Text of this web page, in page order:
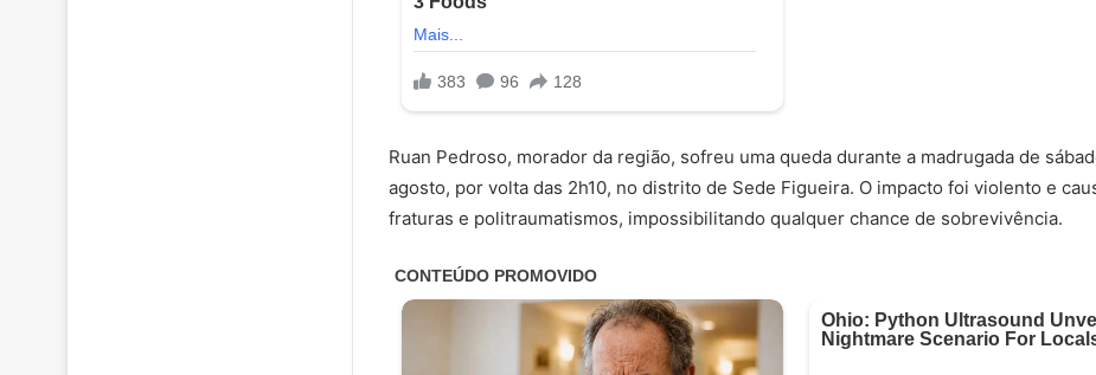
Ruan Pedroso, morador da região, sofreu uma queda durante a madrugada de
agosto, por volta das 2h10, no distrito de Sede Figueira. O impacto foi violento e
fraturas e politraumatismos, impossibilitando qualquer chance de sobrevivência.